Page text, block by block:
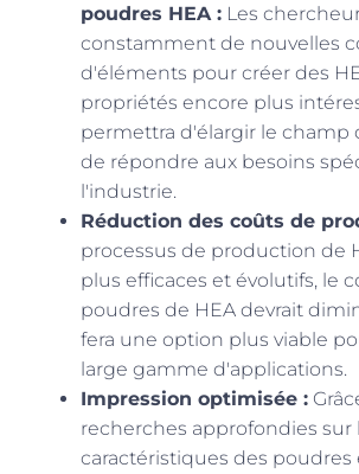
poudres HEA : Les
constamment de nouvelles
d'éléments pour créer des
propriétés encore plus
permettra d'élargir le champ
de répondre aux besoins
l'industrie.
Réduction des coûts de
processus de production de
plus efficaces et évolutifs, le
poudres de HEA devrait
fera une option plus viable
large gamme d'applications.
Impression optimisée :
recherches approfondies sur
caractéristiques des poudres